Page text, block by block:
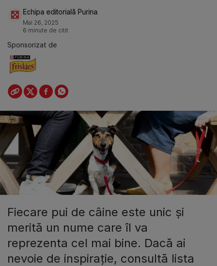
Echipa editorială Purina
Mai 26, 2025
6 minute de citit
Sponsorizat de
Fiecare pui de câine este unic și
merită un nume care îl va
reprezenta cel mai bine. Dacă ai
nevoie de inspirație, consultă lista